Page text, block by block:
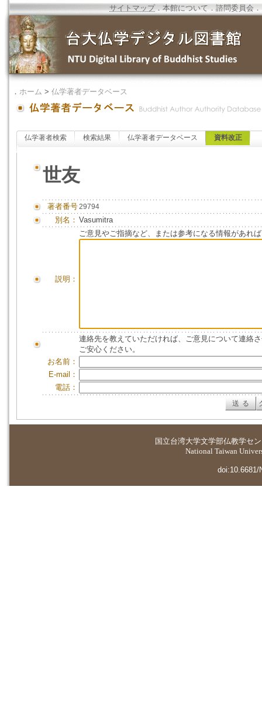
サイトマップ．本館について ．諮問委員会 ．
． ホーム > 仏学著者データベース
仏学著者検索 検索結果 仏学著者データベース 資料改正
世友
著者番号29794
別名： Vasumitra
説明：
ご意見やご指摘など、または参考になる情報があれ
連絡先を教えていただければ、ご意見について連絡
ご安心ください。
お名前：
E-mail：
電話：
国立台湾大学文学部仏教学セ
National Taiwan
doi:10.6681/